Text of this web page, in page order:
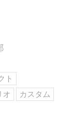
ト
オ
カスタム